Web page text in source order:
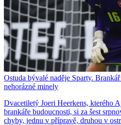
Ostuda bývalé naděje Sparty.
nehorázné minely
Dvacetiletý Joeri Heerkens, kterého
brankáře budoucnosti, si za šest
chyby, jednu v přípravě, druhou v